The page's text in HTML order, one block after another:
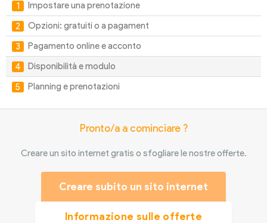
Impostare una prenotazione
Opzioni: gratuiti o a pagament
Pagamento online e acconto
Disponibilità e modulo
Planning e prenotazioni
Pronto/a a cominciare ?
Creare un sito internet gratis o sfogliare le nostre offerte.
Creare subito un sito internet
Informazione sulle offerte